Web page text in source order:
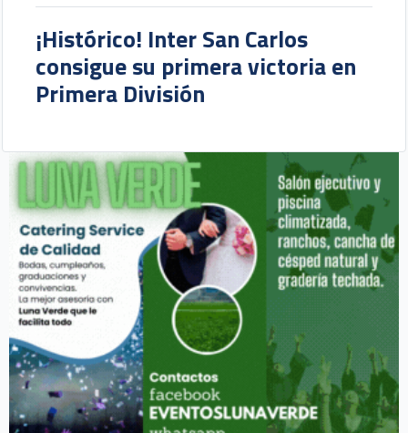
¡Histórico! Inter San Carlos
consigue su primera victoria en
Primera División